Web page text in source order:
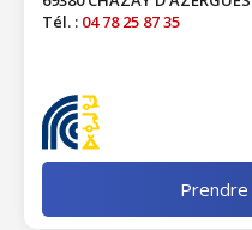
Tél. : 04 78 25 87 35